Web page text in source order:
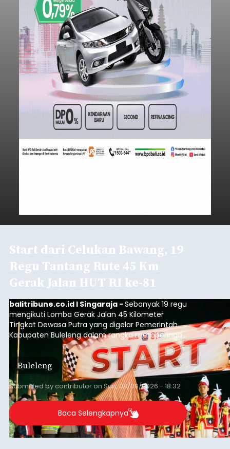
Start dari Celukan Bawang, 19
Regu Tantang Rute 45 Km
Gerak Jalan HUT RI ke-81
balitribune.co.id I Singaraja - Sebanyak 19 regu
mengikuti Lomba Gerak Jalan 45 Kilometer
Tingkat Dewasa Putra yang digelar Pemerintah
Kabupaten Buleleng dalam rangka memperingati
HUT ke-81 Kemerdekaan Republik Indonesia.
Lomba resmi dimulai dari Lapangan Sepak Bola
Desa Celukan Bawang, Sabtu (8/8/2026) malam.
Buleleng
Submitted bycontributoron Sun, 08/09/2026 - 18:32
Baca Selengkapnya